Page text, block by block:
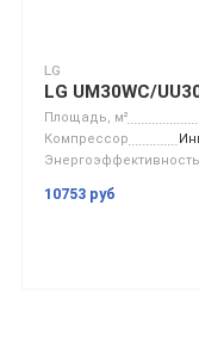
LG
LG UM30WC/
Площадь, м²
Компрессор
Энергоэффективность
10753 руб